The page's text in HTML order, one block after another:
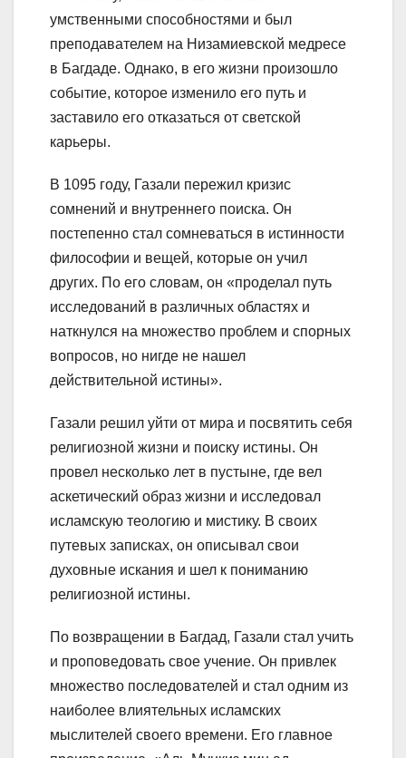
умственными способностями и был
преподавателем на Низамиевской медресе
в Багдаде. Однако, в его жизни произошло
событие, которое изменило его путь и
заставило его отказаться от светской
карьеры.
В 1095 году, Газали пережил кризис
сомнений и внутреннего поиска. Он
постепенно стал сомневаться в истинности
философии и вещей, которые он учил
других. По его словам, он «проделал путь
исследований в различных областях и
наткнулся на множество проблем и спорных
вопросов, но нигде не нашел
действительной истины».
Газали решил уйти от мира и посвятить себя
религиозной жизни и поиску истины. Он
провел несколько лет в пустыне, где вел
аскетический образ жизни и исследовал
исламскую теологию и мистику. В своих
путевых записках, он описывал свои
духовные искания и шел к пониманию
религиозной истины.
По возвращении в Багдад, Газали стал учить
и проповедовать свое учение. Он привлек
множество последователей и стал одним из
наиболее влиятельных исламских
мыслителей своего времени. Его главное